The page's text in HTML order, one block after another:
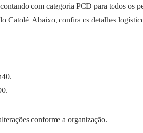
com categoria PCD para todos os
Catolé. Abaixo, confira os detalhes
conforme a organização.